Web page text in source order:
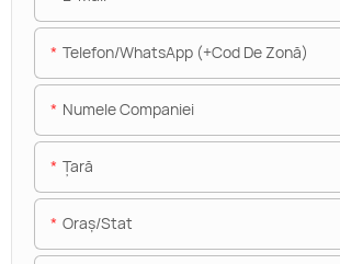
Telefon/WhatsApp (+Cod De Zonă)
Numele Companiei
Ţară
Oraș/stat